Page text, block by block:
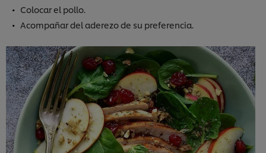
Colocar el pollo.
Acompañar del aderezo de su preferencia.